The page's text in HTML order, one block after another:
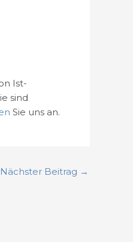
Ist-
sind
Sie uns an.
Nächster Beitrag →